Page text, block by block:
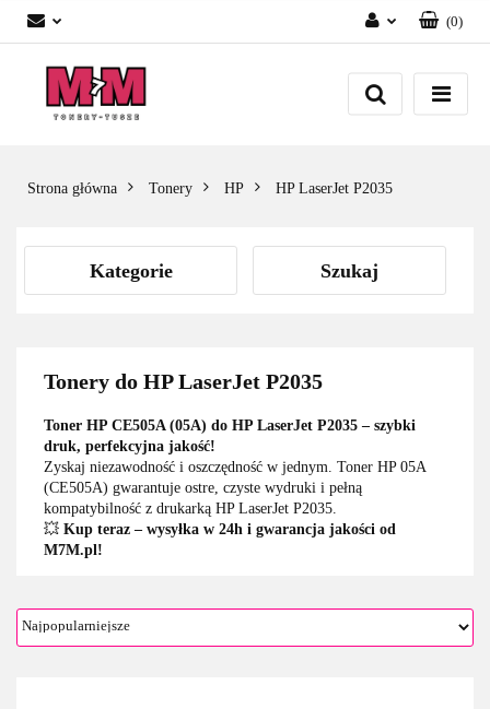
Zaloguj się
Załóż konto
(0)
Strona główna Tonery HP HP LaserJet P2035
Kategorie Szukaj
Tonery do HP LaserJet P2035
Toner HP CE505A (05A) do HP LaserJet P2035 – szybki
druk, perfekcyjna jakość!
Zyskaj niezawodność i oszczędność w jednym. Toner HP 05A
(CE505A) gwarantuje ostre, czyste wydruki i pełną
kompatybilność z drukarką HP LaserJet P2035.
💥 Kup teraz – wysyłka w 24h i gwarancja jakości od
M7M.pl!